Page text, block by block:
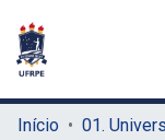
Início